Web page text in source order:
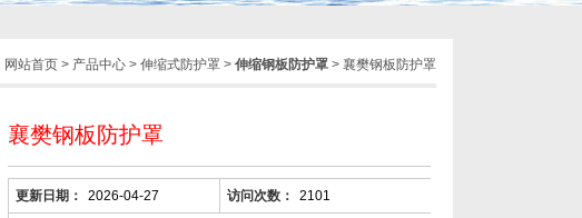
网站首页> 产品中心> 伸缩式防护罩> 伸缩钢板防护罩> 襄樊钢板防护罩
襄樊钢板防护罩
更新日期： 2026-04-27 访问次数： 2101